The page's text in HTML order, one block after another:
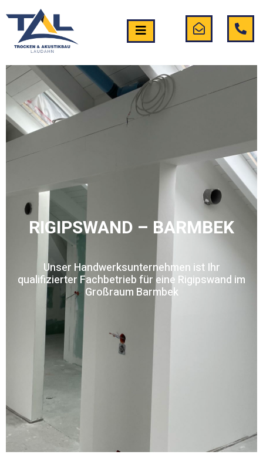
RIGIPSWAND – BARMBEK
Unser Handwerksunternehmen ist Ihr
qualifizierter Fachbetrieb für eine Rigipswand im
Großraum Barmbek